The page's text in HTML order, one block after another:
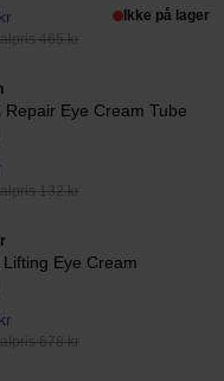
465 kr
Ikke på lager
Repair Eye Cream Tube
132 kr
Lifting Eye Cream
678 kr